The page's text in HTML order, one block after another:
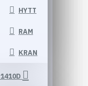
HYTT
RAM
KRAN
1410D